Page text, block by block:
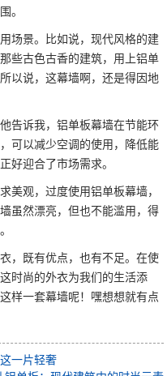
。
场景。比如说，现代风格的建
些古色古香的建筑，用上铝单
以说，这幕墙啊，还是得因地
告诉我，铝单板幕墙在节能环
可以减少空调的使用，降低能
好迎合了市场需求。
美观，过度使用铝单板幕墙，
虽然漂亮，但也不能滥用，得
，既有优点，也有不足。在使
时尚的外衣为我们的生活添
样一套幕墙呢！嘿想想就有点
一片轻奢